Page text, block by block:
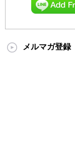
メルマガ登録